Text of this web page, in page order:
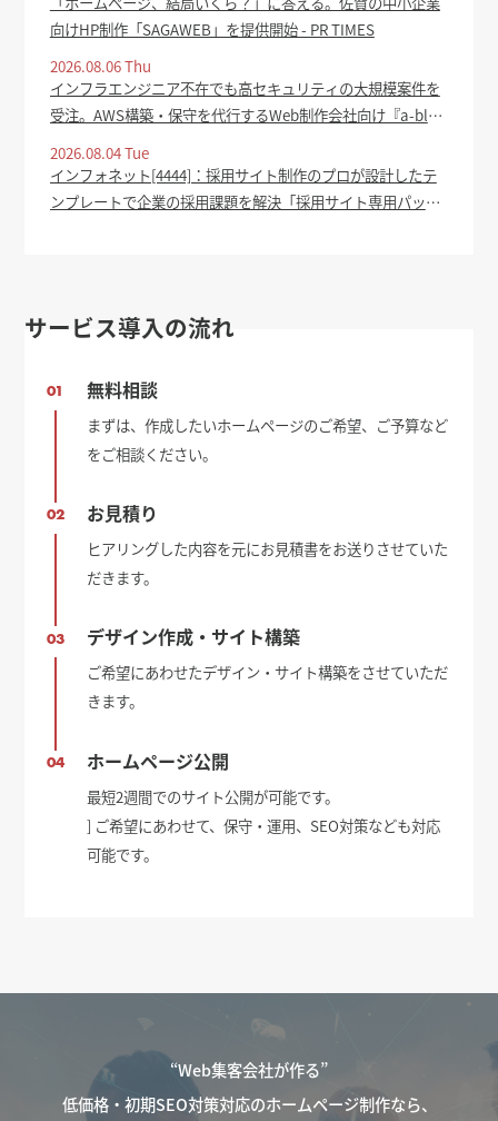
向けHP制作「SAGAWEB」を提供開始 - PR TIMES
2026.08.06 Thu
インフラエンジニア不在でも高セキュリティの大規模案件を
受注。AWS構築・保守を代行するWeb制作会社向け『a-blog
2026.08.04 Tue
インフォネット[4444]：採用サイト制作のプロが設計したテ
ンプレートで企業の採用課題を解決「採用サイト専用パッケ
サービス導入の流れ
01 無料相談
まずは、作成したいホームページのご希望、ご予算など
をご相談ください。
02 お見積り
ヒアリングした内容を元にお見積書をお送りさせていた
だきます。
03 デザイン作成・サイト構築
ご希望にあわせたデザイン・サイト構築をさせていただ
きます。
04 ホームページ公開
最短2週間でのサイト公開が可能です。
] ご希望にあわせて、保守・運用、SEO対策なども対応
可能です。
“Web集客会社が作る”
低価格・初期SEO対策対応のホームページ制作なら、